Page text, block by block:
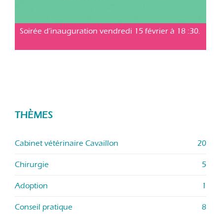
Soirée d’inauguration vendredi 15 février à 18 :30.
THÈMES
Cabinet vétérinaire Cavaillon 20
Chirurgie 5
Adoption 1
Conseil pratique 8